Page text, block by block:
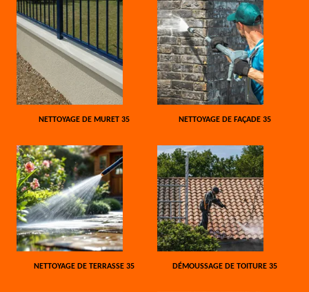
NETTOYAGE DE MURET 35 NETTOYAGE DE FAÇADE 35
NETTOYAGE DE TERRASSE 35 DÉMOUSSAGE DE TOITURE 35